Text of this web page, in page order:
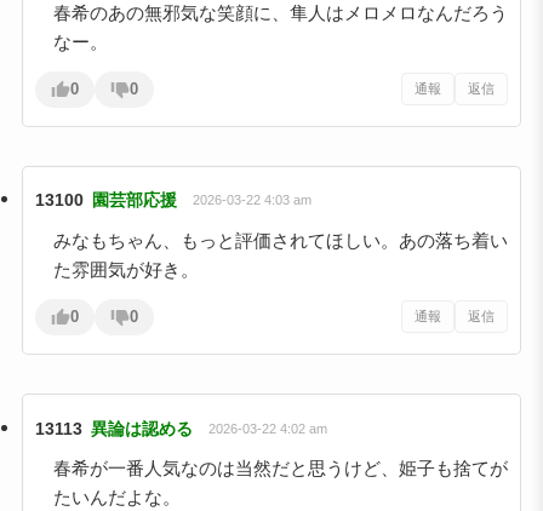
春希のあの無邪気な笑顔に、隼人はメロメロなんだろう
なー。
0 0 通報 返信
13100 園芸部応援 2026-03-22 4:03 am
みなもちゃん、もっと評価されてほしい。あの落ち着い
た雰囲気が好き。
0 0 通報 返信
13113 異論は認める 2026-03-22 4:02 am
春希が一番人気なのは当然だと思うけど、姫子も捨てが
たいんだよな。